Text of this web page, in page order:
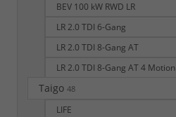
BEV 100 kW RWD LR
LR 2.0 TDI 6-Gang
LR 2.0 TDI 8-Gang AT
LR 2.0 TDI 8-Gang AT 4 Motion
Taigo 48
LIFE